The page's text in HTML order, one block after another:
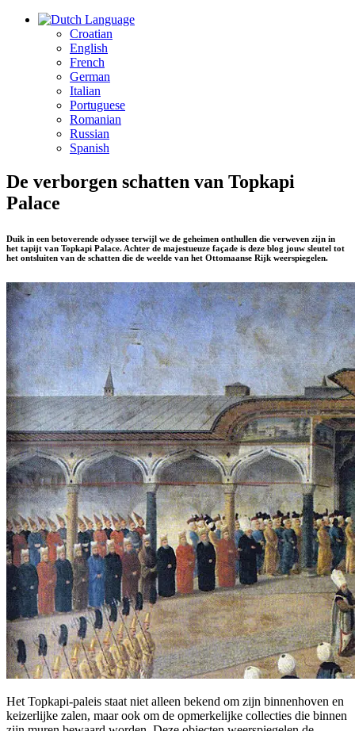
Language
Croatian
English
French
German
Italian
Portuguese
Romanian
Russian
Spanish
De verborgen schatten van Topkapi
Palace
Duik in een betoverende odyssee terwijl we de geheimen onthullen die verweven zijn in
het tapijt van Topkapi Palace. Achter de majestueuze façade is deze blog jouw sleutel tot
het ontsluiten van de schatten die de weelde van het Ottomaanse Rijk weerspiegelen.
Het Topkapi-paleis staat niet alleen bekend om zijn binnenhoven en
keizerlijke zalen, maar ook om de opmerkelijke collecties die binnen